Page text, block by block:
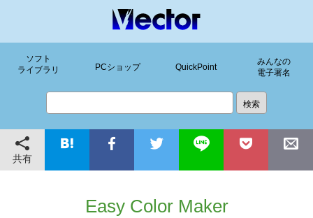
ソフト
ライブラリ
PCショップ QuickPoint
みんなの
電子署名
共有
Easy Color Maker